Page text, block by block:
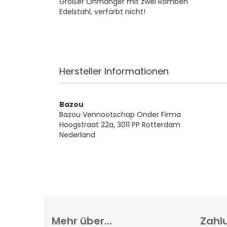
Edelstahl, verfärbt nicht!
Hersteller Informationen
Bazou
Bazou Vennootschap Onder Firma
Hoogstraat 22a, 3011 PP Rotterdam
Nederland
Mehr über...